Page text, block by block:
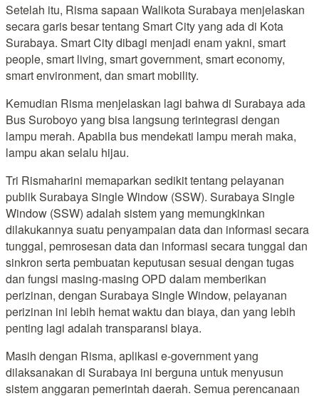
Setelah itu, Risma sapaan Walikota Surabaya menjelaskan
secara garis besar tentang Smart City yang ada di Kota
Surabaya. Smart City dibagi menjadi enam yakni, smart
people, smart living, smart government, smart economy,
smart environment, dan smart mobility.
Kemudian Risma menjelaskan lagi bahwa di Surabaya ada
Bus Suroboyo yang bisa langsung terintegrasi dengan
lampu merah. Apabila bus mendekati lampu merah maka,
lampu akan selalu hijau.
Tri Rismaharini memaparkan sedikit tentang pelayanan
publik Surabaya Single Window (SSW). Surabaya Single
Window (SSW) adalah sistem yang memungkinkan
dilakukannya suatu penyampaian data dan informasi secara
tunggal, pemrosesan data dan informasi secara tunggal dan
sinkron serta pembuatan keputusan sesuai dengan tugas
dan fungsi masing-masing OPD dalam memberikan
perizinan, dengan Surabaya Single Window, pelayanan
perizinan ini lebih hemat waktu dan biaya, dan yang lebih
penting lagi adalah transparansi biaya.
Masih dengan Risma, aplikasi e-government yang
dilaksanakan di Surabaya ini berguna untuk menyusun
sistem anggaran pemerintah daerah. Semua perencanaan